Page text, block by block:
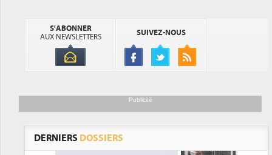
S'ABONNER
AUX NEWSLETTERS
SUIVEZ-NOUS
Publicité
DERNIERS DOSSIERS